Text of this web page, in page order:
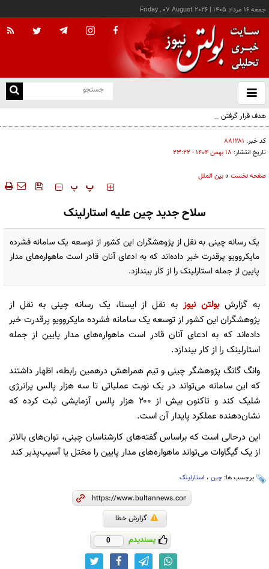
جمعه ۱۶ مرداد ۱۴۰۵ |
Friday , 07 August 2026
باز
و
هدف قرار گرفتن اتاق‌ فرماندهی مزدوران عربستان در یمن
کد خبر: ۸۸۱۲۸۱
تاریخ انتشار: ۱۸ بهمن ۱۴۰۴ - ۲۳:۲۲
صفحه نخست »بین الملل
‍‍‍ پ پ
سلاح جدید چین علیه استارلینک
یک رسانه چینی به نقل از پژوهشگران این کشور از توسعه یک سامانه فشرده
مایکروویو پرقدرت خبر داده‌اند که به ادعای آنان قادر است ماهواره‌های مدار
پایین از جمله استارلینک را از کار بیندازد.
به گزارشبولتن نیوزبه نقل از ایسنا، یک رسانه چینی به نقل از
پژوهشگران این کشور از توسعه یک سامانه فشرده مایکروویو پرقدرت خبر
داده‌اند که به ادعای آنان قادر است ماهواره‌های مدار پایین از جمله
استارلینک را از کار بیندازد.
وانگ گانگ پژوهشگر چینی و تیم‌ همراهش درهمین رابطه، اظهار داشتند
که این سامانه می‌تواند در یک نوبت عملیاتی تا سه هزار پالس پرانرژی
شلیک کند و تاکنون بیش از ۲۰۰ هزار پالس آزمایشی ثبت کرده که
نشان‌دهنده عملکرد پایدار آن است.
این درحالی است که براساس گفته‌های کارشناسان چینی، توان‌های بالاتر
از یک گیگاوات می‌تواند ماهواره‌های مدار پایین را مختل یا آسیب‌پذیر کند
برچسب ها: چین ، استارلینک
گزارش خطا
پسندیدم 0